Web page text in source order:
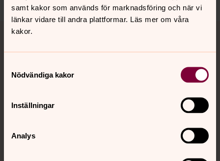
samt kakor som används för marknadsföring och när vi
länkar vidare till andra plattformar. Läs mer om våra
kakor.
Nödvändiga kakor
Inställningar
Analys
Tillbaka till toppen
Tillbaka till innehållet
Kontakt
Kalender